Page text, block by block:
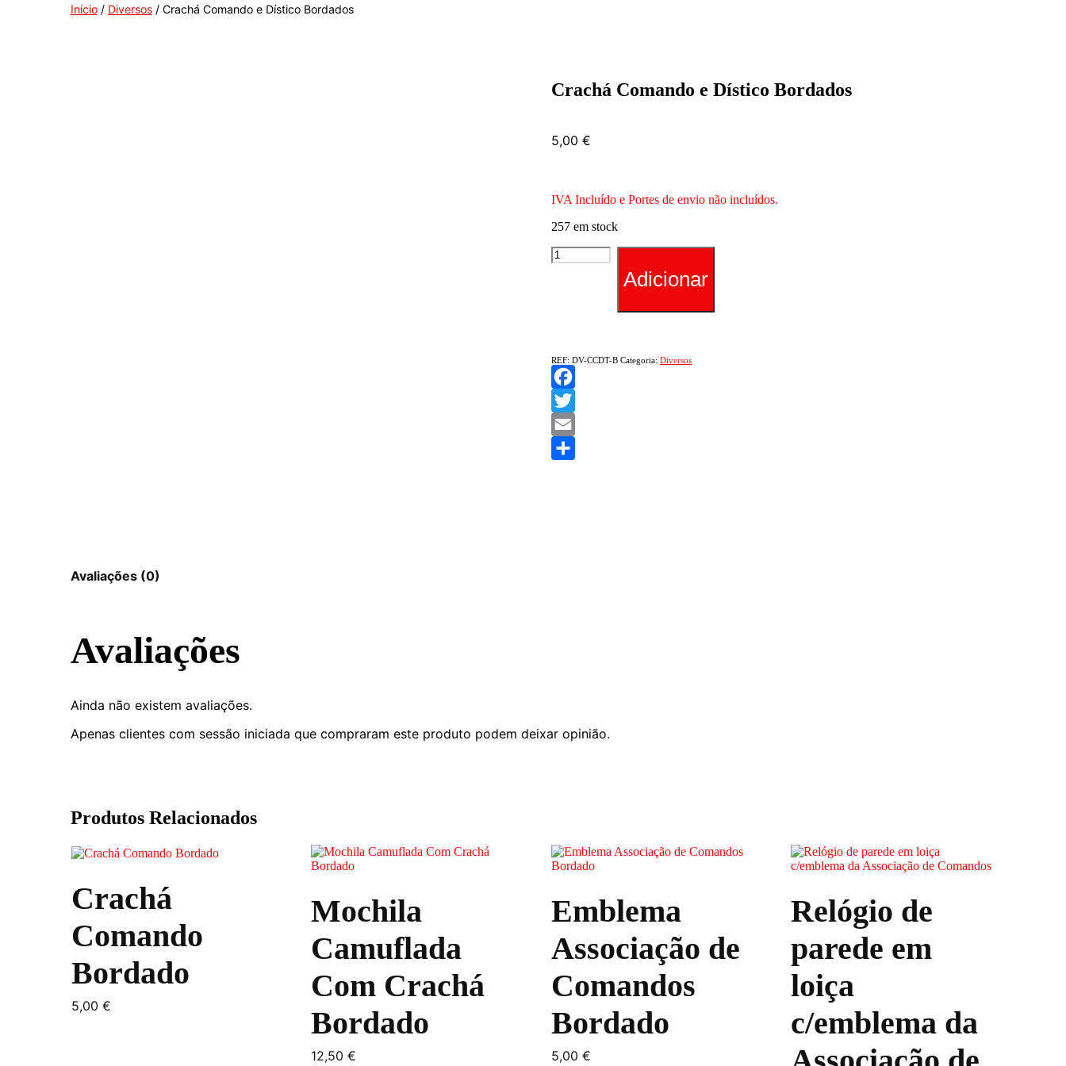
Início/ Diversos/ Crachá Comando e Dístico Bordados
Crachá Comando e Dístico Bordados
5,00€
IVA Incluído e Portes de envio não incluídos.
257 em stock
Quantidade
de
Adicionar
REF:DV-CCDT-B Categoria:Diversos
Facebook
Twitter
Email
Avaliações (0)
Avaliações
Ainda não existem avaliações.
Apenas clientes com sessão iniciada que compraram este produto podem deixar opinião.
Produtos Relacionados
Crachá
Comando
Bordado
5,00 €
Mochila
Camuflada
Com Crachá
Bordado
12,50€
Emblema
Associação de
Comandos
Bordado
5,00 €
Relógio de
parede em
loiça
c/emblema da